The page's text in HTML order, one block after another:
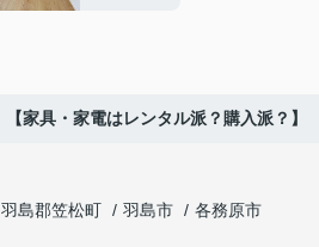
【家具・家電はレンタル派？購入派？】
羽島郡笠松町 羽島市
各務原市